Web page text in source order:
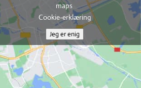
maps
Cookie-erklæring
Jeg er enig